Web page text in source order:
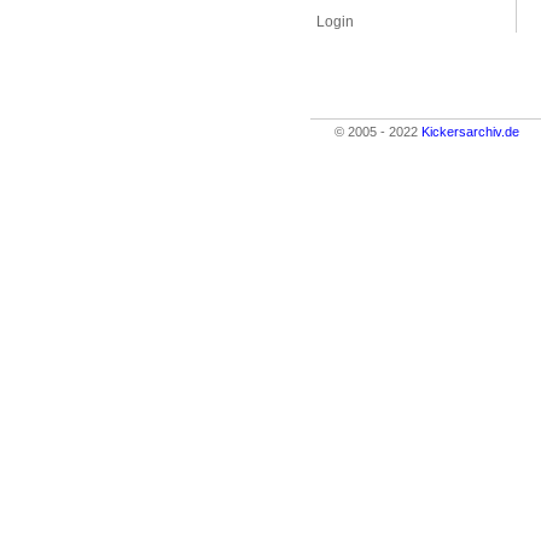
Login
© 2005 - 2022 Kickersarchiv.de